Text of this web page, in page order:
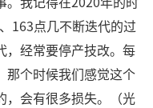
163点几不断迭代的过
，经常要停产技改。每
那个时候我们感觉这个
，会有很多损失。（光